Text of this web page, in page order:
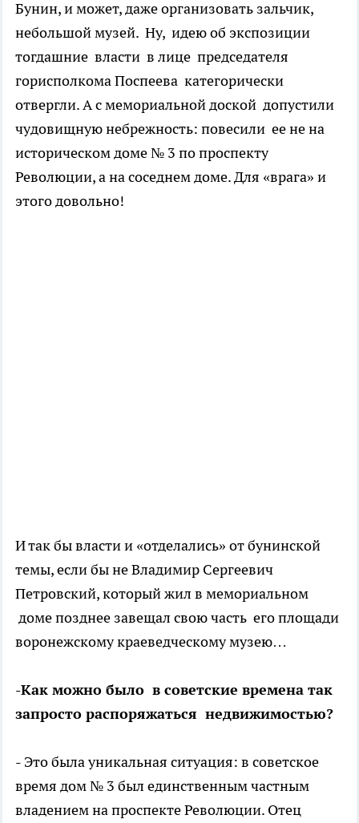
Бунин, и может, даже организовать зальчик,
небольшой музей. Ну, идею об экспозиции
тогдашние власти в лице председателя
горисполкома Поспеева категорически
отвергли. А с мемориальной доской допустили
чудовищную небрежность: повесили ее не на
историческом доме № 3 по проспекту
Революции, а на соседнем доме. Для «врага» и
этого довольно!
И так бы власти и «отделались» от бунинской
темы, если бы не Владимир Сергеевич
Петровский, который жил в мемориальном
доме позднее завещал свою часть его площади
воронежскому краеведческому музею…
-Как можно было в советские времена так
запросто распоряжаться недвижимостью?
- Это была уникальная ситуация: в советское
время дом № 3 был единственным частным
владением на проспекте Революции. Отец